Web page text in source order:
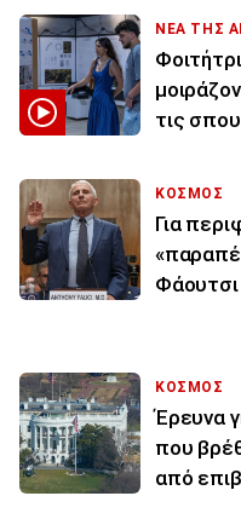
ΝΕΑ ΤΗΣ
τις
ΚΟΣΜΟΣ
Για
ΚΟΣΜΟΣ
Έρευνα
που
από